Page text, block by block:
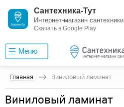
Сантехника-Тут
Интернет-магазин сантехники
Скачать в Google Play
Меню
Главная Виниловый ламинат
Виниловый ламинат